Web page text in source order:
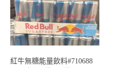
紅牛無糖能量飲料#710688